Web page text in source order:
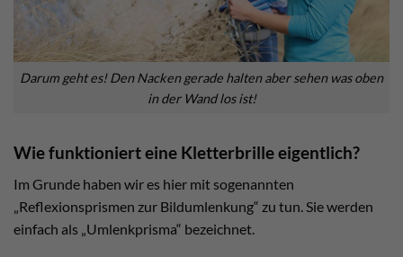
Darum geht es! Den Nacken gerade halten aber sehen was oben
in der Wand los ist!
Wie funktioniert eine Kletterbrille eigentlich?
Im Grunde haben wir es hier mit sogenannten
„Reflexionsprismen zur Bildumlenkung“ zu tun. Sie werden
einfach als „Umlenkprisma“ bezeichnet.